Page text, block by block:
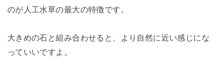
のが人工水草の最大の特徴です。
大きめの石と組み合わせると、より自然に近い感じにな
っていいですよ。